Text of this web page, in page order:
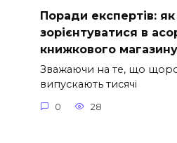
Поради експертів: як
зорієнтуватися в
книжкового
Зважаючи на те, що
випускають тисячі
0 28